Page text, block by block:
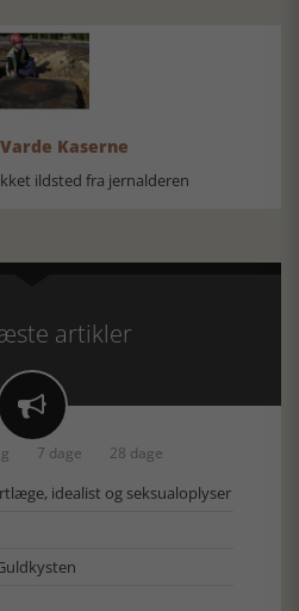
Kaserne
ildsted fra jernalderen
artikler

7 dage 28 dage
idealist og seksualoplyser